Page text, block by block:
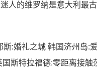
人的维罗纳是意大利最
:婚礼之城 韩国济州岛:
斯特拉福德:零距离接